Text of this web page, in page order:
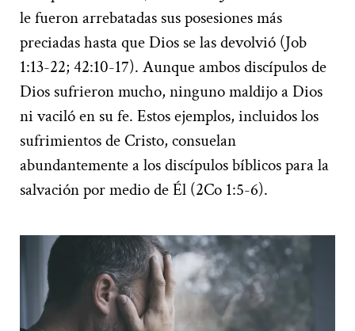
le fueron arrebatadas sus posesiones más
preciadas hasta que Dios se las devolvió (Job
1:13-22; 42:10-17). Aunque ambos discípulos de
Dios sufrieron mucho, ninguno maldijo a Dios
ni vaciló en su fe. Estos ejemplos, incluidos los
sufrimientos de Cristo, consuelan
abundantemente a los discípulos bíblicos para la
salvación por medio de Él (2Co 1:5-6).